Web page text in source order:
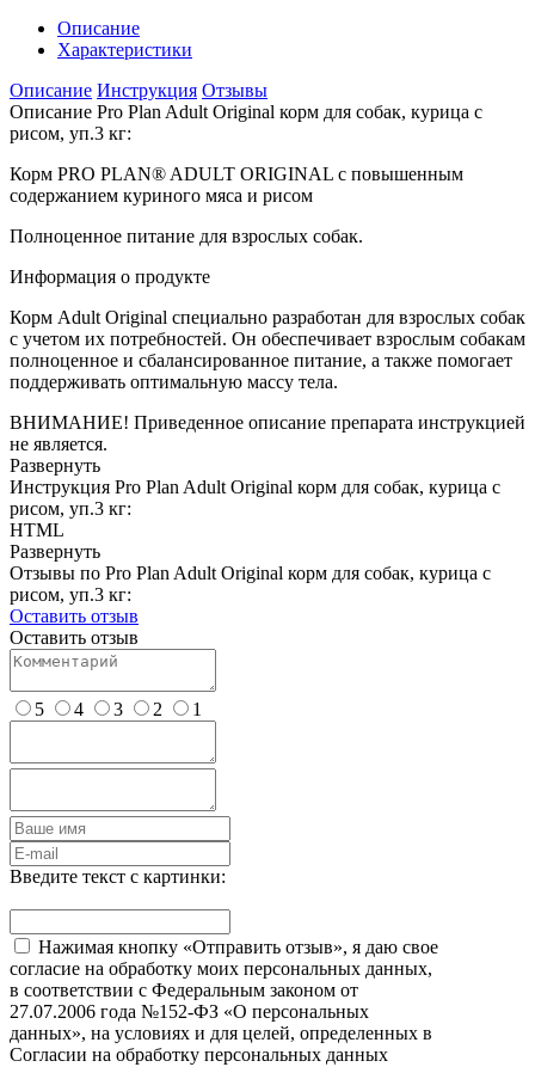
Описание
Характеристики
Описание Инструкция Отзывы
Описание Pro Plan Adult Original корм для собак, курица с
рисом, уп.3 кг:
Корм PRO PLAN® ADULT ORIGINAL с повышенным
содержанием куриного мяса и рисом
Полноценное питание для взрослых собак.
Информация о продукте
Корм Adult Original специально разработан для взрослых собак
с учетом их потребностей. Он обеспечивает взрослым собакам
полноценное и сбалансированное питание, а также помогает
поддерживать оптимальную массу тела.
ВНИМАНИЕ! Приведенное описание препарата инструкцией
не является.
Развернуть
Инструкция Pro Plan Adult Original корм для собак, курица с
рисом, уп.3 кг:
HTML
Развернуть
Отзывы по Pro Plan Adult Original корм для собак, курица с
рисом, уп.3 кг:
Оставить отзыв
Оставить отзыв
5 4 3 2 1
Введите текст с картинки:
Нажимая кнопку «Отправить отзыв», я даю свое
согласие на обработку моих персональных данных,
в соответствии с Федеральным законом от
27.07.2006 года №152-ФЗ «О персональных
данных», на условиях и для целей, определенных в
Согласии на обработку персональных данных